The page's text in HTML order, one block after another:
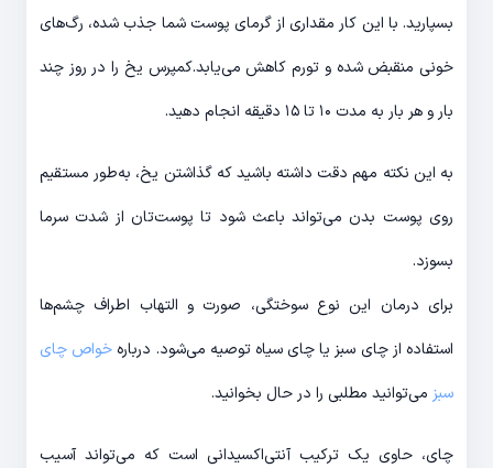
بسپارید. با این کار مقداری از گرمای پوست شما جذب شده، رگ‌های
خونی منقبض شده و تورم کاهش می‌یابد.کمپرس یخ را در روز چند
بار و هر بار به مدت ۱۰ تا ۱۵ دقیقه انجام دهید.
به این نکته مهم دقت داشته باشید که گذاشتن یخ، به‌طور مستقیم
روی پوست بدن می‌تواند باعث شود تا پوست‌تان از شدت سرما
بسوزد.
برای درمان این نوع سوختگی، صورت و التهاب اطراف چشم‌ها
استفاده از چای سبز یا چای سیاه توصیه می‌شود. درباره خواص چای
سبز می‌توانید مطلبی را در حال بخوانید.
چای، حاوی یک ترکیب آنتی‌اکسیدانی است که می‌تواند آسیب